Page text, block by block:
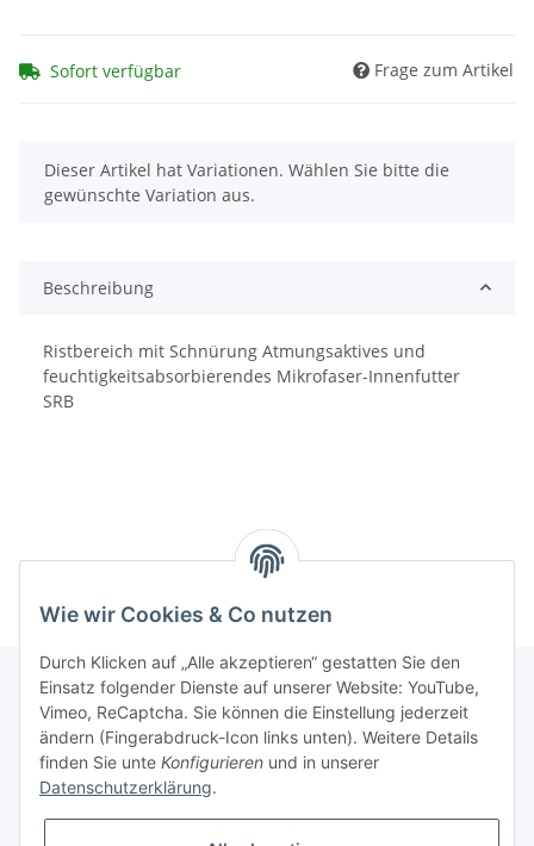
Sofort verfügbar Frage zum Artikel
x
Dieser Artikel hat Variationen. Wählen Sie bitte die
gewünschte Variation aus.
Beschreibung
Ristbereich mit Schnürung Atmungsaktives und
feuchtigkeitsabsorbierendes Mikrofaser-Innenfutter
SRB
Informationen
Gesetzliche Informationen
Wie wir Cookies & Co nutzen
Durch Klicken auf „Alle akzeptieren“ gestatten Sie den
Einsatz folgender Dienste auf unserer Website: YouTube,
Vimeo, ReCaptcha. Sie können die Einstellung jederzeit
ändern (Fingerabdruck-Icon links unten). Weitere Details
finden Sie unte Konfigurieren und in unserer
Datenschutzerklärung.